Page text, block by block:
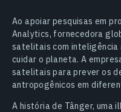
Ao apoiar pesquisas em
Analytics, fornecedora
satelitais com inteligência
cuidar o planeta. A
satelitais para prever os
antropogênicos em
A história de Tânger, uma